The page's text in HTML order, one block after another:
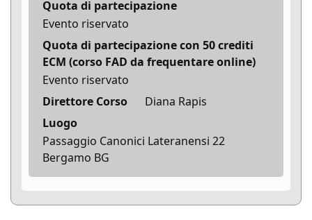
Quota di partecipazione
Evento riservato
Quota di partecipazione con 50 crediti
ECM (corso FAD da frequentare online)
Evento riservato
Direttore Corso
Diana Rapis
Luogo
Passaggio Canonici Lateranensi 22
Bergamo BG